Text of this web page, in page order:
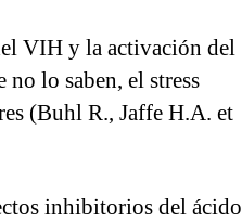
VIH y la activación del
lo saben, el stress
(Buhl R., Jaffe H.A. et
inhibitorios del ácido